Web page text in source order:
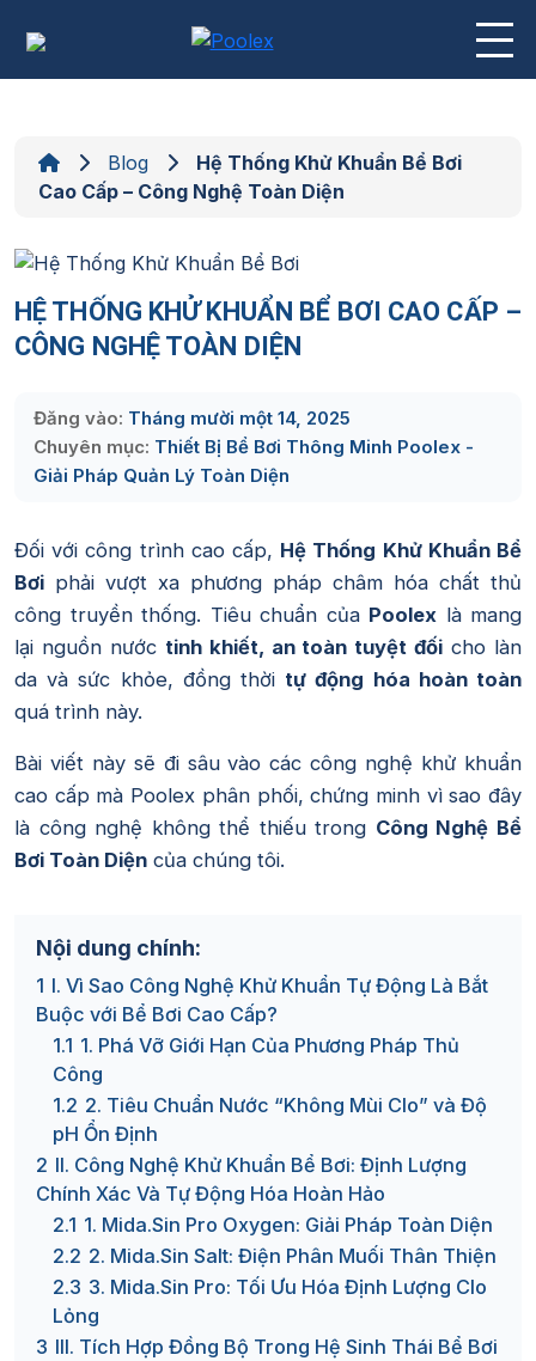
Blog
Hệ Thống Khử Khuẩn Bể Bơi
Cao Cấp – Công Nghệ Toàn Diện
HỆ THỐNG KHỬ KHUẨN BỂ BƠI CAO CẤP –
CÔNG NGHỆ TOÀN DIỆN
Đăng vào: Tháng mười một 14, 2025
Chuyên mục: Thiết Bị Bể Bơi Thông Minh Poolex -
Giải Pháp Quản Lý Toàn Diện
Đối với công trình cao cấp, Hệ Thống Khử Khuẩn Bể
Bơi phải vượt xa phương pháp châm hóa chất thủ
công truyền thống. Tiêu chuẩn của Poolex là mang
lại nguồn nước tinh khiết, an toàn tuyệt đối cho làn
da và sức khỏe, đồng thời tự động hóa hoàn toàn
quá trình này.
Bài viết này sẽ đi sâu vào các công nghệ khử khuẩn
cao cấp mà Poolex phân phối, chứng minh vì sao đây
là công nghệ không thể thiếu trong Công Nghệ Bể
Bơi Toàn Diện của chúng tôi.
Nội dung chính:
1 I. Vì Sao Công Nghệ Khử Khuẩn Tự Động Là Bắt
Buộc với Bể Bơi Cao Cấp?
1.1 1. Phá Vỡ Giới Hạn Của Phương Pháp Thủ
Công
1.2 2. Tiêu Chuẩn Nước “Không Mùi Clo” và Độ
pH Ổn Định
2 II. Công Nghệ Khử Khuẩn Bể Bơi: Định Lượng
Chính Xác Và Tự Động Hóa Hoàn Hảo
2.1 1. Mida.Sin Pro Oxygen: Giải Pháp Toàn Diện
2.2 2. Mida.Sin Salt: Điện Phân Muối Thân Thiện
2.3 3. Mida.Sin Pro: Tối Ưu Hóa Định Lượng Clo
Lỏng
3 III. Tích Hợp Đồng Bộ Trong Hệ Sinh Thái Bể Bơi